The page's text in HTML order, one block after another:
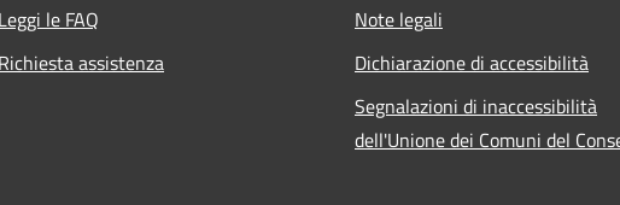
Leggi le FAQ
Richiesta assistenza
Note legali
Dichiarazione di accessibilità
Segnalazioni di inaccessibilità
dell'Unione dei Comuni del